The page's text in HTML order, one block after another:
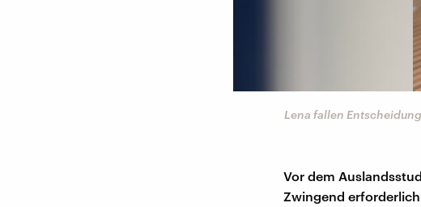
Lena fallen
Vor dem
Zwingend